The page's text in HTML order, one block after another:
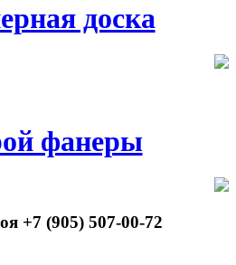
доска
фанеры
+7 (905) 507-00-72